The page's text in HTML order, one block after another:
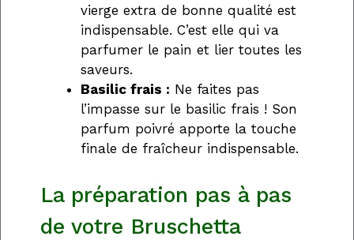
vierge extra de bonne qualité est
indispensable. C’est elle qui va
parfumer le pain et lier toutes les
saveurs.
Basilic frais : Ne faites pas
l’impasse sur le basilic frais ! Son
parfum poivré apporte la touche
finale de fraîcheur indispensable.
La préparation pas à pas
de votre Bruschetta